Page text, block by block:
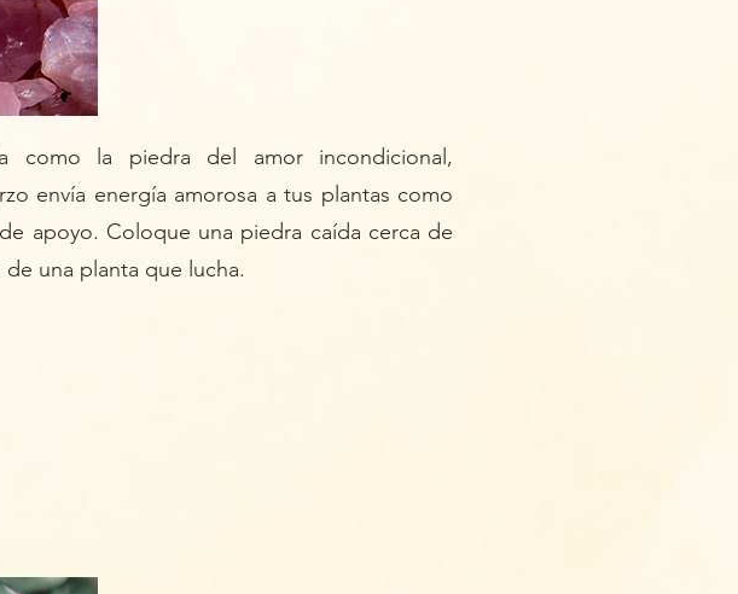
como la piedra del amor incondicional,
envía energía amorosa a tus plantas como
apoyo. Coloque una piedra caída cerca de
de una planta que lucha.